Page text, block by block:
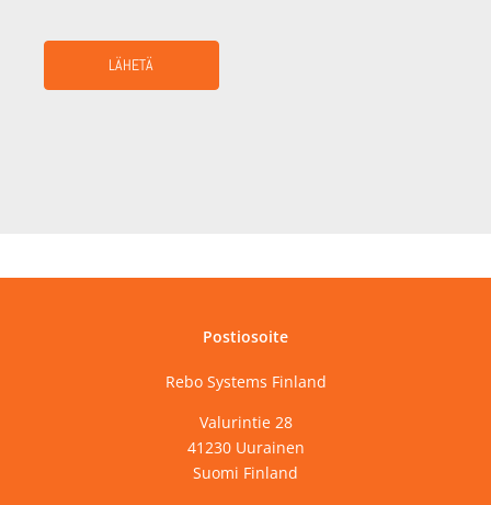
Postiosoite
Rebo Sys­tems Finland
Valu­rin­tie 28
41230 Uurainen
Suo­mi Finland